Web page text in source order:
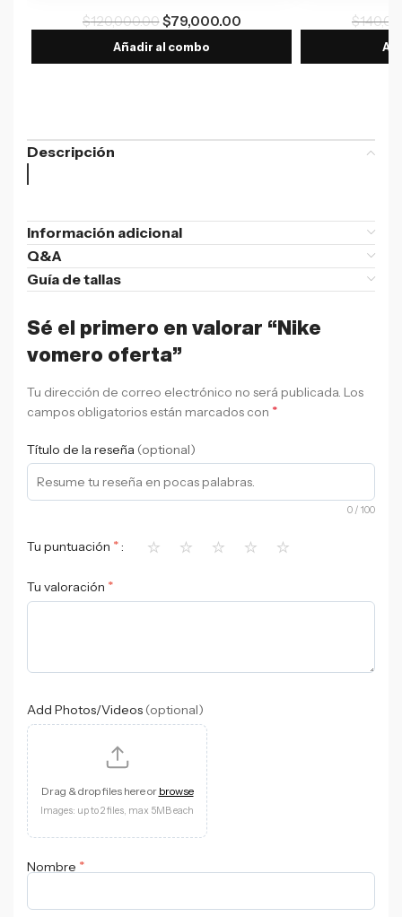
$120,000.00$79,000.00
Añadir al combo
$
Descripción
Información adicional
Q&A
Guía de tallas
Sé el primero en valorar “Nike
vomero oferta”
Tu dirección de correo electrónico no será publicada. Los
campos obligatorios están marcados con *
Título de la reseña (optional)
0 / 100
Tu puntuación * ⭐ ⭐ ⭐ ⭐ ⭐
Tu valoración *
Add Photos/Videos (optional)
Drag & drop files here or browse
Images: up to 2 files, max 5MB each
Nombre *